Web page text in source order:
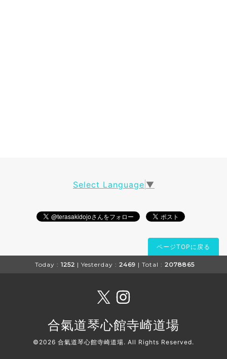
Select Language ▼
ページTOPに戻る
Today : 1252 | Yesterday : 2469 | Total : 2078865
合氣道琴心館寺崎道場
©2026 合氣道琴心館寺崎道場. All Rights Reserved.